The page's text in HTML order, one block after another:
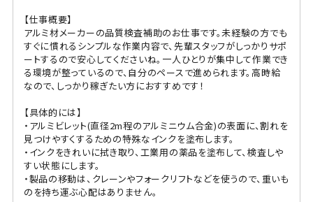
【仕事概要】
アルミ材メーカーの品質検査補助のお仕事です。未経験の方でも
すぐに慣れるシンプルな作業内容で、先輩スタッフがしっかりサポ
ートするので安心してくださいね。一人ひとりが集中して作業でき
る環境が整っているので、自分のペースで進められます。高時給
なので、しっかり稼ぎたい方におすすめです！
【具体的には】
・アルミビレット(直径2m程のアルミニウム合金)の表面に、割れを
見つけやすくするための特殊なインクを塗布します。
・インクをきれいに拭き取り、工業用の薬品を塗布して、検査しや
すい状態にします。
・製品の移動は、クレーンやフォークリフトなどを使うので、重いも
のを持ち運ぶ心配はありません。